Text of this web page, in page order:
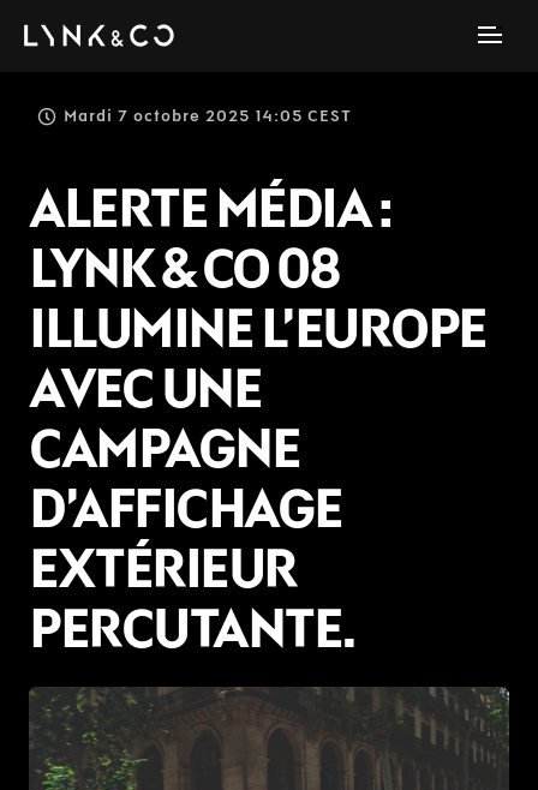
Mardi 7 octobre 2025 14:05 CEST
ALERTE MÉDIA :
LYNK & CO 08
ILLUMINE L’EUROPE
AVEC UNE
CAMPAGNE
D’AFFICHAGE
EXTÉRIEUR
PERCUTANTE.